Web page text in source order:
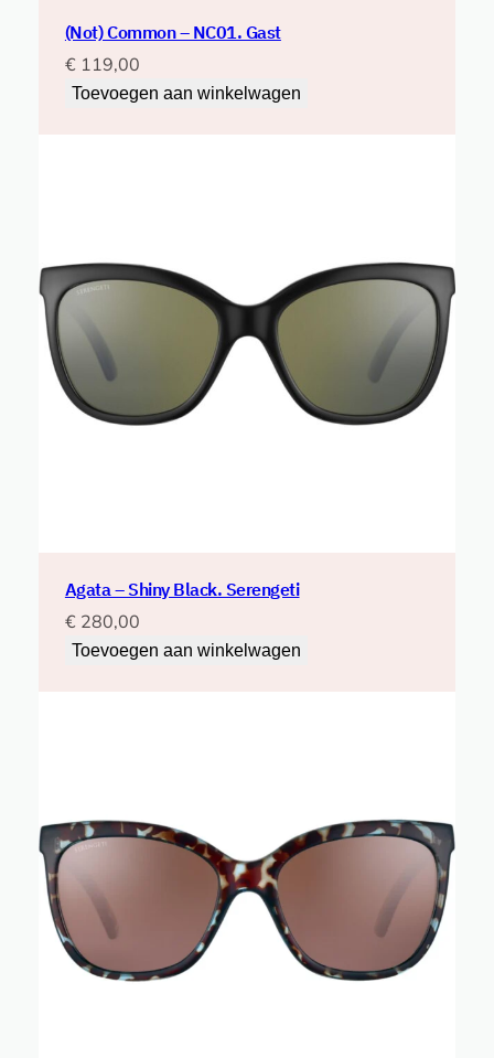
(Not) Common – NC01. Gast
€119,00
Toevoegen aan winkelwagen
Agata – Shiny Black. Serengeti
€280,00
Toevoegen aan winkelwagen